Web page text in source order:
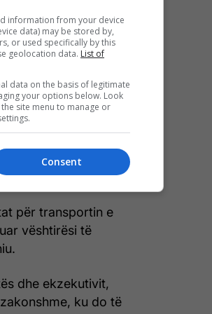
mundësi të japë
të bllokojë çdo
Bunjaku.
ketë pasoja të
nga opozita po
dhe realizimin
për transportin e
vështirësi të
dhe ekzekutivit,
ku do të
information from your device
data) may be stored by,
or used specifically by this
geolocation data. List of
data on the basis of legitimate
your options below. Look
site menu to manage or
Consent